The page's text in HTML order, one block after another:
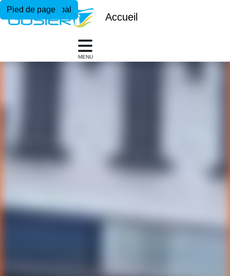
Menu principal
Contenu principal
Pied de page
Accueil
MENU